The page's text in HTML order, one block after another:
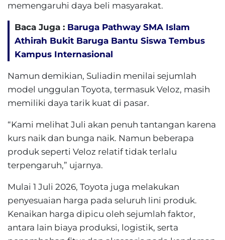
memengaruhi daya beli masyarakat.
Baca Juga : Baruga Pathway SMA Islam
Athirah Bukit Baruga Bantu Siswa Tembus
Kampus Internasional
Namun demikian, Suliadin menilai sejumlah
model unggulan Toyota, termasuk Veloz, masih
memiliki daya tarik kuat di pasar.
“Kami melihat Juli akan penuh tantangan karena
kurs naik dan bunga naik. Namun beberapa
produk seperti Veloz relatif tidak terlalu
terpengaruh,” ujarnya.
Mulai 1 Juli 2026, Toyota juga melakukan
penyesuaian harga pada seluruh lini produk.
Kenaikan harga dipicu oleh sejumlah faktor,
antara lain biaya produksi, logistik, serta